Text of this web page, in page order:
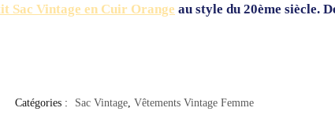
Sac Vintage en Cuir Orange au style du 20ème siècle.
Catégories : Sac Vintage, Vêtements Vintage Femme